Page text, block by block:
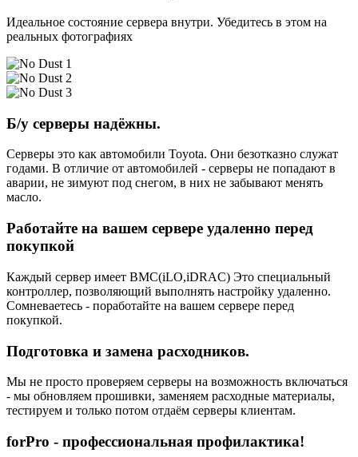
Идеальное состояние сервера внутри. Убедитесь в этом на
реальных фотографиях
Б/у серверы надёжны.
Серверы это как автомобили Toyota. Они безотказно служат
годами. В отличие от автомобилей - серверы не попадают в
аварии, не зимуют под снегом, в них не забывают менять
масло.
Работайте на вашем сервере удаленно перед
покупкой
Каждый сервер имеет BMC(iLO,iDRAC) Это специальный
контроллер, позволяющий выполнять настройку удаленно.
Сомневаетесь - поработайте на вашем сервере перед
покупкой.
Подготовка и замена расходников.
Мы не просто проверяем серверы на возможность включаться
- мы обновляем прошивки, заменяем расходные материалы,
тестируем и только потом отдаём серверы клиентам.
forPro - профессиональная профилактика!